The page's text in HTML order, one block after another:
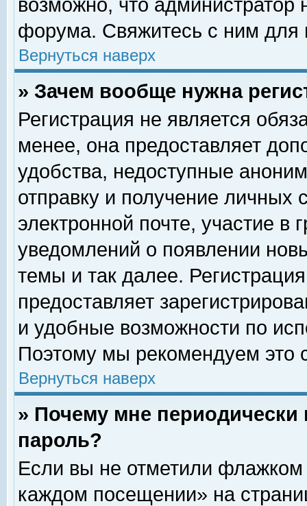
возможно, что
форума. Свяжитесь с ним для
Вернуться наверх
» Зачем вообще нужна
Регистрация не является
менее, она предоставляет
удобства, недоступные
отправку и получение личных
электронной почте, участие в
уведомлений о появлении
темы и так далее.
предоставляет
и удобные возможности по
Поэтому мы рекомендуем это
Вернуться наверх
» Почему мне
пароль?
Если вы не отметили флажком
каждом посещении» на